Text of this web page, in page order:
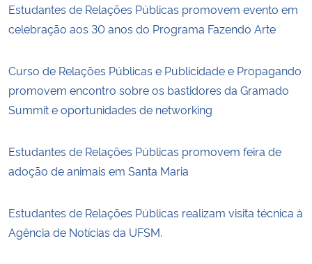
Estudantes de Relações Públicas promovem evento em
celebração aos 30 anos do Programa Fazendo Arte
Curso de Relações Públicas e Publicidade e Propagando
promovem encontro sobre os bastidores da Gramado
Summit e oportunidades de networking
Estudantes de Relações Públicas promovem feira de
adoção de animais em Santa Maria
Estudantes de Relações Públicas realizam visita técnica à
Agência de Notícias da UFSM.